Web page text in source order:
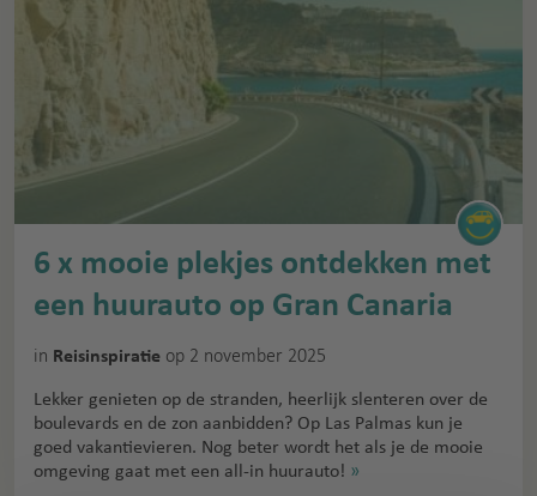
6 x mooie plekjes ontdekken met
een huurauto op Gran Canaria
in Reisinspiratie op 2 november 2025
Lekker genieten op de stranden, heerlijk slenteren over de
boulevards en de zon aanbidden? Op Las Palmas kun je
goed vakantievieren. Nog beter wordt het als je de mooie
omgeving gaat met een all-in huurauto! »